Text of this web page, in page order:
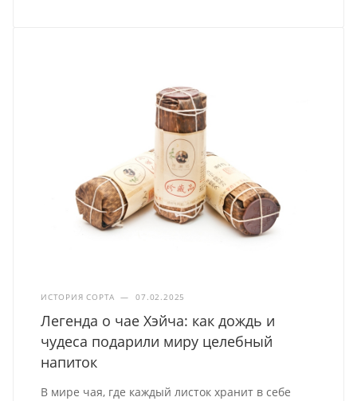
ИСТОРИЯ СОРТА — 07.02.2025
Легенда о чае Хэйча: как дождь и
чудеса подарили миру целебный
напиток
В мире чая, где каждый листок хранит в себе